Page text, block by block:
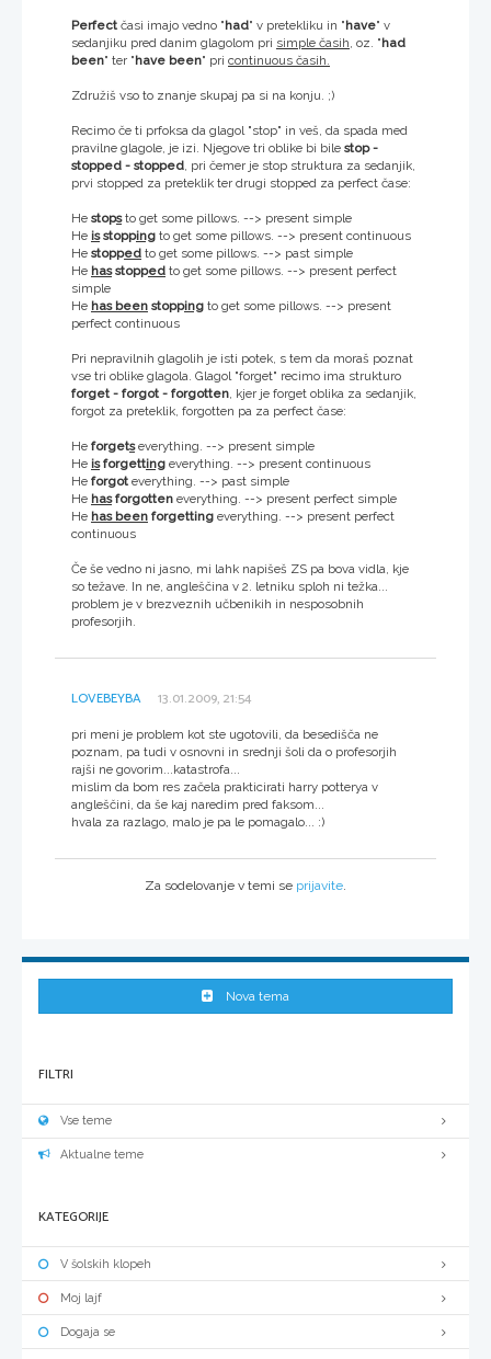
Perfect časi imajo vedno "had" v pretekliku in "have" v
sedanjiku pred danim glagolom pri simple časih , oz. "had
been" ter "have been" pri continuous časih.
Združiš vso to znanje skupaj pa si na konju. ;)
Recimo če ti prfoksa da glagol "stop" in veš, da spada med
pravilne glagole, je izi. Njegove tri oblike bi bile stop -
stopped - stopped , pri čemer je stop struktura za sedanjik,
prvi stopped za preteklik ter drugi stopped za perfect čase:
He stopsto get some pillows. --> present simple
He isstopping to get some pillows. --> present continuous
He stopped to get some pillows. --> past simple
He hasstopped to get some pillows. --> present perfect
simple
He has been stopping to get some pillows. --> present
perfect continuous
Pri nepravilnih glagolih je isti potek, s tem da moraš poznat
vse tri oblike glagola. Glagol "forget" recimo ima strukturo
forget - forgot - forgotten , kjer je forget oblika za sedanjik,
forgot za preteklik, forgotten pa za perfect čase:
He forgetseverything. --> present simple
He isforgetting everything. --> present continuous
He forgot everything. --> past simple
He hasforgotten everything. --> present perfect simple
He has been forgetting everything. --> present perfect
continuous
Če še vedno ni jasno, mi lahk napišeš ZS pa bova vidla, kje
so težave. In ne, angleščina v 2. letniku sploh ni težka...
problem je v brezveznih učbenikih in nesposobnih
profesorjih.
LOVEBEYBA 13.01.2009, 21:54
pri meni je problem kot ste ugotovili, da besedišča ne
poznam, pa tudi v osnovni in srednji šoli da o profesorjih
rajši ne govorim...katastrofa...
mislim da bom res začela prakticirati harry potterya v
angleščini, da še kaj naredim pred faksom...
hvala za razlago, malo je pa le pomagalo... :)
Za sodelovanje v temi se prijavite
Nova tema
FILTRI
Vse teme
Aktualne teme
KATEGORIJE
V šolskih klopeh
Moj lajf
Dogaja se